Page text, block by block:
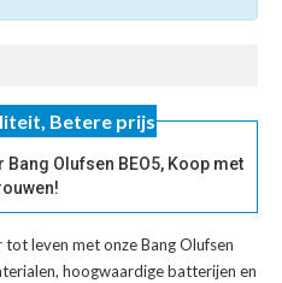
Betere prijs
Olufsen BEO5, Koop met
tot leven met onzeBang Olufsen
hoogwaardige batterijen en